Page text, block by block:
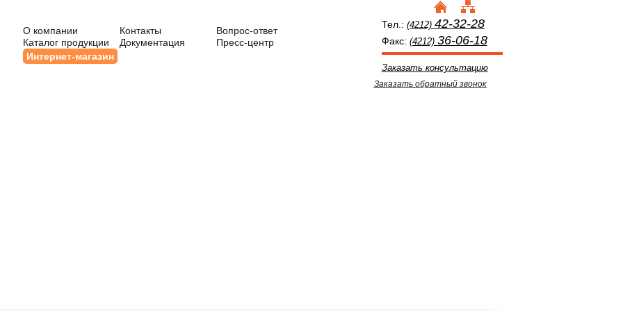
О компании Контакты
Вопрос-ответ
Каталог продукции
Документация
Пресс-центр
Интернет-магазин
Тел.: (4212) 42-32-28
Факс: (4212) 36-06-18
Заказать консультацию
Заказать обратный звонок